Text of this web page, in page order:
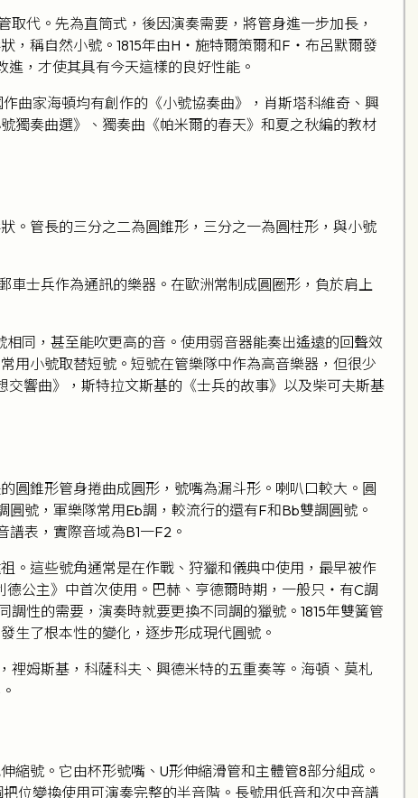
代。先為直筒式，後因演奏需要，將管身進一步加長，
，稱自然小號。1815年由H‧施特爾策爾和F‧布呂默爾發
，才使其具有今天這樣的良好性能。
家海頓均有創作的《小號協奏曲》，肖斯塔科維奇、興
獨奏曲選》、獨奏曲《帕米爾的春天》和夏之秋編的教材
。管長的三分之二為圓錐形，三分之一為圓柱形，與小號
士兵作為通訊的樂器。在歐洲常制成圓圈形，負於肩上
同，甚至能吹更高的音。使用弱音器能奏出遙遠的回聲效
用小號取替短號。短號在管樂隊中作為高音樂器，但很少
響曲》，斯特拉文斯基的《士兵的故事》以及柴可夫斯基
圓錐形管身捲曲成圓形，號嘴為漏斗形。喇叭口較大。圓
號，軍樂隊常用Eb調，較流行的還有F和Bb雙調圓號。
表，實際音域為B1一F2。
。這些號角通常是在作戰、狩獵和儀典中使用，最早被作
德公主》中首次使用。巴赫、亨德爾時期，一般只‧有C調
性的需要，演奏時就要更換不同調的獵號。1815年雙簧管
生了根本性的變化，逐步形成現代圓號。
姆斯基，科薩科夫、興德米特的五重奏等。海頓、莫札
縮號。它由杯形號嘴、U形伸縮滑管和主體管8部分組成。
位變換使用可演奏完整的半音階。長號用低音和次中音譜